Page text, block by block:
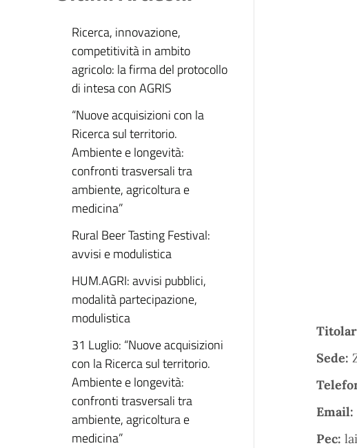
Ricerca, innovazione,
competitività in ambito
agricolo: la firma del protocollo
di intesa con AGRIS
“Nuove acquisizioni con la
Ricerca sul territorio.
Ambiente e longevità:
confronti trasversali tra
ambiente, agricoltura e
medicina”
Rural Beer Tasting Festival:
avvisi e modulistica
HUM.AGRI: avvisi pubblici,
modalità partecipazione,
modulistica
31 Luglio: “Nuove acquisizioni
con la Ricerca sul territorio.
Ambiente e longevità:
confronti trasversali tra
ambiente, agricoltura e
medicina”
Sede:
Email:
Pec: